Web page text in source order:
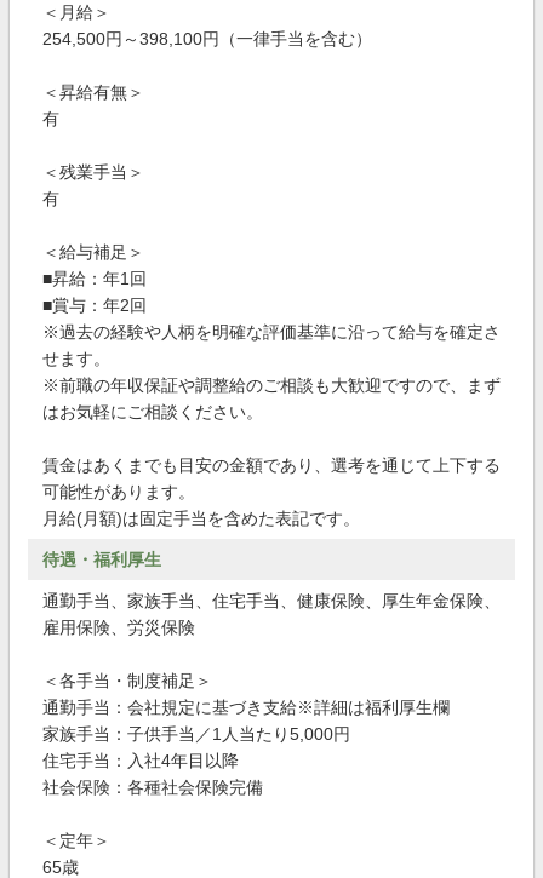
＜月給＞
254,500円～398,100円（一律手当を含む）
＜昇給有無＞
有
＜残業手当＞
有
＜給与補足＞
■昇給：年1回
■賞与：年2回
※過去の経験や人柄を明確な評価基準に沿って給与を確定さ
せます。
※前職の年収保証や調整給のご相談も大歓迎ですので、まず
はお気軽にご相談ください。
賃金はあくまでも目安の金額であり、選考を通じて上下する
可能性があります。
月給(月額)は固定手当を含めた表記です。
待遇・福利厚生
通勤手当、家族手当、住宅手当、健康保険、厚生年金保険、
雇用保険、労災保険
＜各手当・制度補足＞
通勤手当：会社規定に基づき支給※詳細は福利厚生欄
家族手当：子供手当／1人当たり5,000円
住宅手当：入社4年目以降
社会保険：各種社会保険完備
＜定年＞
65歳